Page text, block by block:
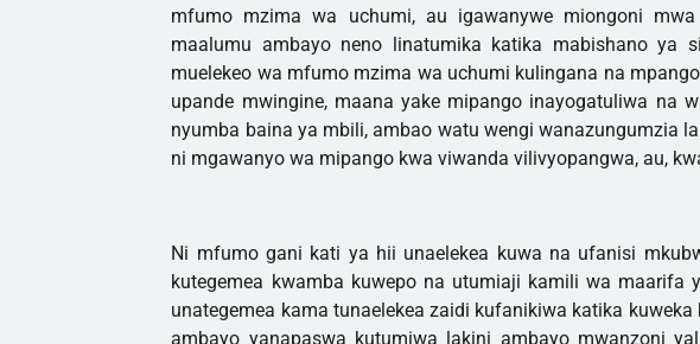
mfumo mzima wa uchumi, au igawanywe miongoni
maalumu ambayo neno linatumika katika mabishano ya
muelekeo wa mfumo mzima wa uchumi kulingana na
upande mwingine, maana yake mipango inayogatuliwa na
nyumba baina ya mbili, ambao watu wengi wanazungumzia
ni mgawanyo wa mipango kwa viwanda vilivyopangwa, au,
Ni mfumo gani kati ya hii unaelekea kuwa na ufanisi
kutegemea kwamba kuwepo na utumiaji kamili wa maarifa
unategemea kama tunaelekea zaidi kufanikiwa katika
ambayo yanapaswa kutumiwa lakini ambayo mwanzoni